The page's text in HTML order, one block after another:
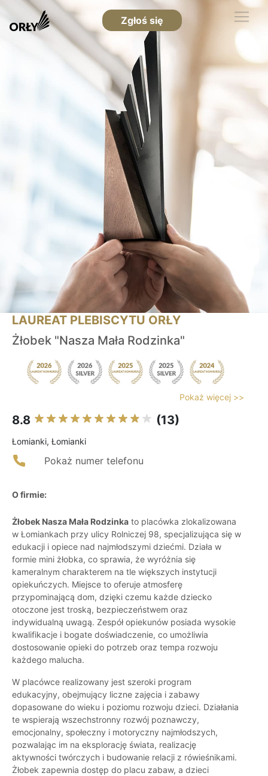
Zgłoś się
LAUREAT PLEBISCYTU ORŁY
Żłobek "Nasza Mała Rodzinka"
Pokaż więcej >>
8.8 (13)
Łomianki, Łomianki
Pokaż numer telefonu
O firmie:
Żłobek Nasza Mała Rodzinka to placówka zlokalizowana
w Łomiankach przy ulicy Rolniczej 98, specjalizująca się w
edukacji i opiece nad najmłodszymi dziećmi. Działa w
formie mini żłobka, co sprawia, że wyróżnia się
kameralnym charakterem na tle większych instytucji
opiekuńczych. Miejsce to oferuje atmosferę
przypominającą dom, dzięki czemu każde dziecko
otoczone jest troską, bezpieczeństwem oraz
indywidualną uwagą. Zespół opiekunów posiada wysokie
kwalifikacje i bogate doświadczenie, co umożliwia
dostosowanie opieki do potrzeb oraz tempa rozwoju
każdego malucha.
W placówce realizowany jest szeroki program
edukacyjny, obejmujący liczne zajęcia i zabawy
dopasowane do wieku i poziomu rozwoju dzieci. Działania
te wspierają wszechstronny rozwój poznawczy,
emocjonalny, społeczny i motoryczny najmłodszych,
pozwalając im na eksplorację świata, realizację
aktywności twórczych i budowanie relacji z rówieśnikami.
Żłobek zapewnia dostęp do placu zabaw, a dzieci